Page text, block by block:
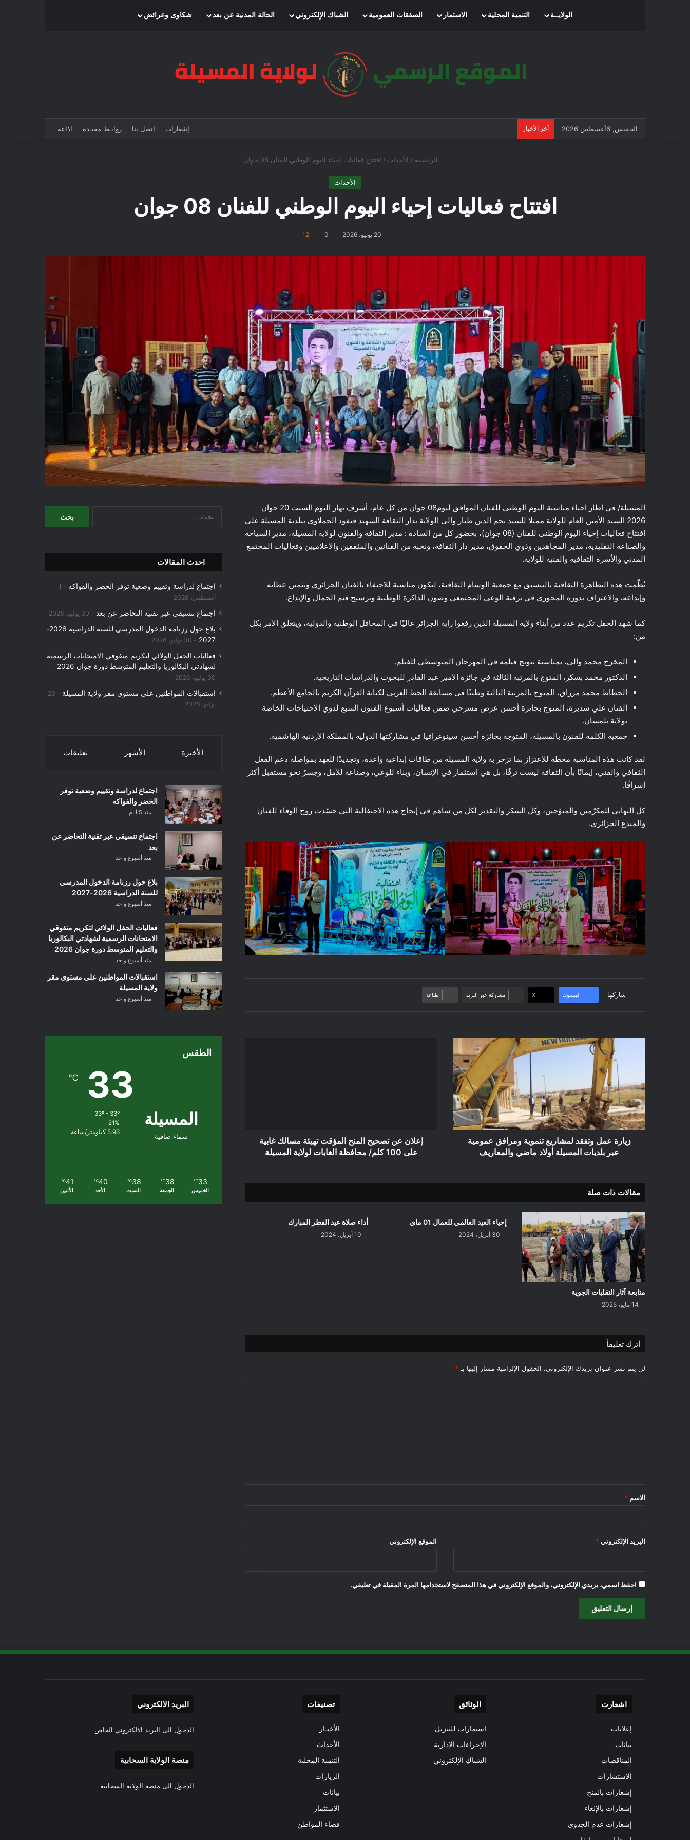
الرئيسيةالولايــة التنمية المحلية الاسثمار الصفقات العمومية الشباك الإلكتروني الحالة المدنية عن بعد شكاوى وعرائض
الخميس, 6أغسطس 2026 آخر الأخبار إشعارات اتصل بنا روابـط مفيـدة اذاعة
الرئيسية / الأحداث / افتتاح فعاليات إحياء اليوم الوطني للفنان 08 جوان
الأحداث
افتتاح فعاليات إحياء اليوم الوطني للفنان 08 جوان
20 يونيو، 2026 0
12
المسيلة/ في اطار احياء مناسبة اليوم الوطني للفنان الموافق ليوم08 جوان من كل عام، أشرف نهار اليوم السبت 20 جوان
2026 السيد الأمين العام للولاية ممثلا للسيد نجم الدين طيار والي الولاية بدار الثقافة الشهيد قنفود الحملاوي ببلدية المسيلة على
افتتاح فعاليات إحياء اليوم الوطني للفنان (08 جوان)، بحضور كل من السادة : مدير الثقافة والفنون لولاية المسيلة، مدير السياحة
والصناعة التقليدية، مدير المجاهدين وذوي الحقوق، مدير دار الثقافة، ونخبة من الفنانين والمثقفين والإعلاميين وفعاليات المجتمع
المدني والأسرة الثقافية والفنية للولاية.
نُظّمت هذه التظاهرة الثقافية بالتنسيق مع جمعية الوسام الثقافية، لتكون مناسبة للاحتفاء بالفنان الجزائري وتثمين عطائه
وإبداعه، والاعتراف بدوره المحوري في ترقية الوعي المجتمعي وصون الذاكرة الوطنية وترسيخ قيم الجمال والإبداع.
كما شهد الحفل تكريم عدد من أبناء ولاية المسيلة الذين رفعوا راية الجزائر عاليًا في المحافل الوطنية والدولية، ويتعلق الأمر بكل
من:
المخرج محمد والي، بمناسبة تتويج فيلمه في المهرجان المتوسطي للفيلم.
الدكتور محمد بسكر، المتوج بالمرتبة الثالثة في جائزة الأمير عبد القادر للبحوث والدراسات التاريخية.
الخطاط محمد مزراق، المتوج بالمرتبة الثالثة وطنيًا في مسابقة الخط العربي لكتابة القرآن الكريم بالجامع الأعظم.
الفنان علي سديرة، المتوج بجائزة أحسن عرض مسرحي ضمن فعاليات أسبوع الفنون السبع لذوي الاحتياجات الخاصة
بولاية تلمسان.
جمعية الكلمة للفنون بالمسيلة، المتوجة بجائزة أحسن سينوغرافيا في مشاركتها الدولية بالمملكة الأردنية الهاشمية.
لقد كانت هذه المناسبة محطة للاعتزاز بما تزخر به ولاية المسيلة من طاقات إبداعية واعدة، وتجديدًا للعهد بمواصلة دعم الفعل
الثقافي والفني، إيمانًا بأن الثقافة ليست ترفًا، بل هي استثمار في الإنسان، وبناء للوعي، وصناعة للأمل، وجسرٌ نحو مستقبل أكثر
إشراقًا.
كل التهاني للمكرّمين والمتوّجين، وكل الشكر والتقدير لكل من ساهم في إنجاح هذه الاحتفالية التي جسّدت روح الوفاء للفنان
والمبدع الجزائري.
شاركها فيسبوك ‫X مشاركة عبر البريد طباعة
تنموية
ومرافق
عمومية
عبر
بلديات
المسيلةزيارة عمل وتفقد لمشاريع تنموية ومرافق عمومية
عبر بلديات المسيلة أولاد ماضي والمعاريف
لولاية
إعلان عن تصحيح المنح المؤقت تهيئة مسالك غابية
على 100 كلم/ محافظة الغابات لولاية المسيلة
مقالات ذات صلة
متابعة آثار التقلبات الجوية
14 مايو، 2025
إحياء العيد العالمي للعمال 01 ماي
30 أبريل، 2024
أداء صلاة عيد الفطر المبارك
10 أبريل، 2024
اترك تعليقاً
لن يتم نشر عنوان بريدك الإلكتروني. الحقول الإلزامية مشار إليها بـ *
*
الاسم *
البريد الإلكتروني * الموقع الإلكتروني
احفظ اسمي، بريدي الإلكتروني، والموقع الإلكتروني في هذا المتصفح لاستخدامها المرة المقبلة في تعليقي.
احدث المقالات
اجتماع لدراسة وتقييم وضعية توفر الخضر والفواكه
1
أغسطس، 2026
اجتماع تنسيقي عبر تقنية التحاضر عن بعد 30 يوليو، 2026
بلاغ حول رزنامة الدخول المدرسي للسنة الدراسية 2026-
2027
30 يوليو، 2026
فعاليات الحفل الولائي لتكريم متفوقي الامتحانات الرسمية
لشهادتي البكالوريا والتعليم المتوسط دورة جوان 2026
30 يوليو، 2026
استقبالات المواطنين على مستوى مقر ولاية المسيلة
29
يوليو، 2026
الأخيرة الأشهر تعليقات
اجتماع لدراسة وتقييم وضعية توفر
الخضر والفواكه
منذ 5 أيام
اجتماع تنسيقي عبر تقنية التحاضر عن
بعد
منذ أسبوع واحد
بلاغ حول رزنامة الدخول المدرسي
للسنة الدراسية 2026-2027
منذ أسبوع واحد
فعاليات الحفل الولائي لتكريم متفوقي
الامتحانات الرسمية لشهادتي البكالوريا
والتعليم المتوسط دورة جوان 2026
منذ أسبوع واحد
استقبالات المواطنين على مستوى مقر
ولاية المسيلة
منذ أسبوع واحد
الطقس
المسيلة
سماء صافية
33
℃
33º - 33º
21%
5.96 كيلومتر/ساعة
33
℃
الخميس
38
℃
الجمعة
38
℃
السبت
40
℃
الأحد
41
℃
الأثنين
اشعارت
إعلانات
بيانات
المناقصات
الاستشارات
إشعارات بالمنح
إشعارات بالإلغاء
إشعارات عدم الجدوى
الوثائق
استمارات للتنزيل
الإجراءات الإدارية
الشباك الإلكتروني
تصنيفات
الأخبـار
الأحداث
التنمية المحلية
الزيارات
بيانات
الاستثمار
فضاء المواطن
البريد الالكتروني
الدخول الى البريد الالكتروني الخاص
منصة الولاية السحابية
الدخول الى منصة الولاية السحابية